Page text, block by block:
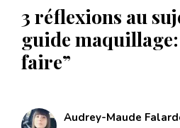
3 réflexions au
guide
faire”
Audrey-Maude